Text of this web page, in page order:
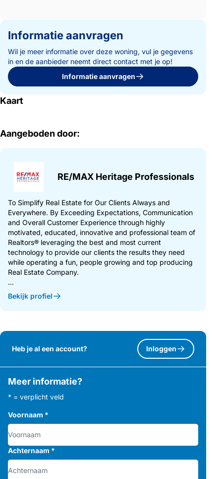
Informatie aanvragen
Wil je meer informatie over deze woning, vul je gegevens
in en de aanbieder neemt direct contact met je op!
Informatie aanvragen
Kaart
Aangeboden door:
RE/MAX Heritage Professionals
To Simplify Real Estate for Our Clients Always and
Everywhere. By Exceeding Expectations, Communication
and Overall Customer Experience through highly
motivated, educated, innovative and professional team of
Realtors® leveraging the best and most current
technology to provide our clients the results they need
while operating a fun, people growing and top producing
Real Estate Company.
...
Bekijk profiel
Heb je al een account? Inloggen
Meer informatie?
* = verplicht veld
Voornaam *
Achternaam *